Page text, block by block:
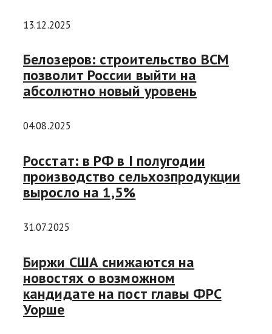
13.12.2025
Белозеров: строительство ВСМ
позволит России выйти на
абсолютно новый уровень
04.08.2025
Росстат: в РФ в I полугодии
производство сельхозпродукции
выросло на 1,5%
31.07.2025
Биржи США снижаются на
новостях о возможном
кандидате на пост главы ФРС
Уорше